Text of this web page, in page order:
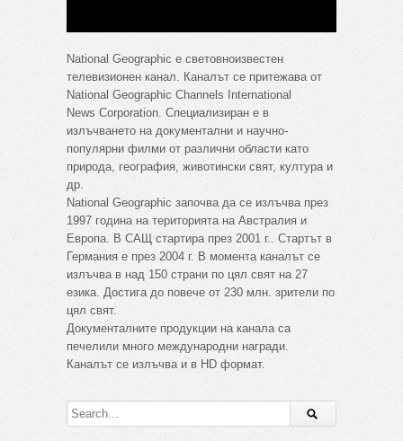
National Geographic е световноизвестен
телевизионен канал. Каналът се притежава от
National Geographic Channels International
News Corporation. Специализиран е в
излъчването на документални и научно-
популярни филми от различни области като
природа, география, животински свят, култура и
др.
National Geographic започва да се излъчва през
1997 година на територията на Австралия и
Европа. В САЩ стартира през 2001 г.. Стартът в
Германия е през 2004 г. В момента каналът се
излъчва в над 150 страни по цял свят на 27
езика. Достига до повече от 230 млн. зрители по
цял свят.
Документалните продукции на канала са
печелили много международни награди.
Каналът се излъчва и в HD формат.